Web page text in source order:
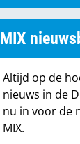
MIX
Altijd op de
nieuws in de
nu in voor de
MIX.